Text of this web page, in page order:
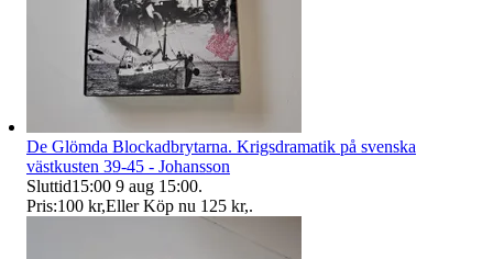
De Glömda Blockadbrytarna. Krigsdramatik på svenska
västkusten 39-45 - Johansson
Sluttid15:00 9 aug 15:00.
Pris:100 kr,Eller Köp nu 125 kr,.